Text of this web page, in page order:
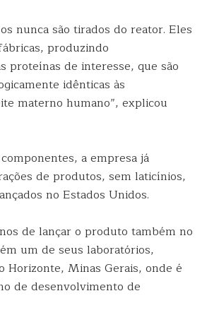
nunca são tirados do reator. Eles
produzindo
proteínas de interesse, que são
idênticas às
materno humano”, explicou
a empresa já
de produtos, sem laticínios,
no Estados Unidos.
de lançar o produto também no
um de seus laboratórios,
Horizonte, Minas Gerais, onde é
de desenvolvimento de